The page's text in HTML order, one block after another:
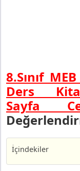
8.Sınıf
Ders
Sayfa
İçindekiler
8. Sınıf Fen